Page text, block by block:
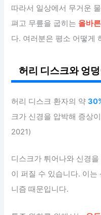
따라서 일상에서 무거운
펴고 무릎을 굽히는 올바
다. 여러분은 평소 어떻게
허리 디스크와 엉
허리 디스크 환자의 약
크가 신경을 압박해 증상
2021)
디스크가 튀어나와 신경
이 퍼질 수 있습니다. 이는
니즘 때문입니다.